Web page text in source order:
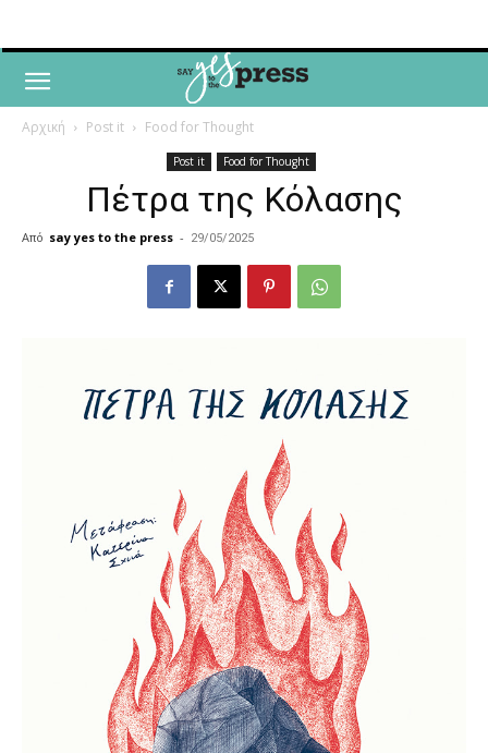
Αρχική Post it Food for Thought
Post it Food for Thought
Πέτρα της Κόλασης
Από say yes to the press - 29/05/2025